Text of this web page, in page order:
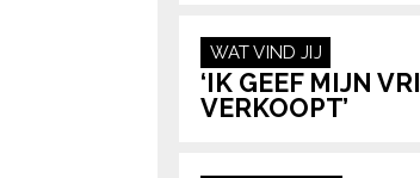
WAT VIND JIJ
‘IK GEEF MIJN
VERKOOPT’